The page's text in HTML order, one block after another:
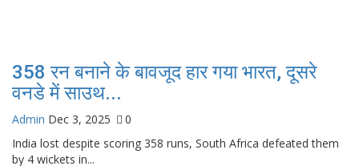
358 रन बनाने के बावजूद हार गया भारत, दूसरे
वनडे में साउथ...
Admin Dec 3, 2025
0
India lost despite scoring 358 runs, South Africa defeated them
by 4 wickets in...